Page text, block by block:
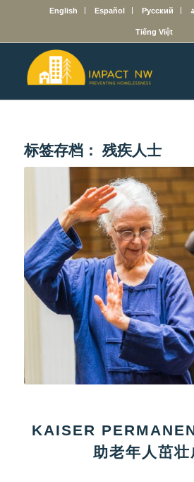
English Español Русский
Tiếng Việt
标签存档： 残疾人士
KAISER
助老年人茁壮